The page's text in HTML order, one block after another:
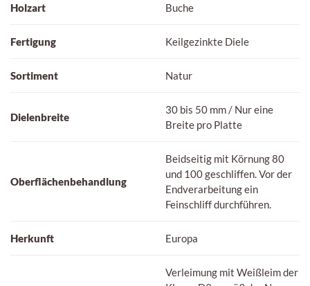
Holzart Buche
Fertigung Keilgezinkte Diele
Sortiment Natur
Dielenbreite
30 bis 50 mm / Nur eine
Breite pro Platte
Oberflächenbehandlung
Beidseitig mit Körnung 80
und 100 geschliffen. Vor der
Endverarbeitung ein
Feinschliff durchführen.
Herkunft Europa
Verleimung mit Weißleim der